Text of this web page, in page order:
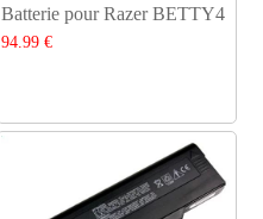
Batterie pour Razer BETTY4
94.99 €